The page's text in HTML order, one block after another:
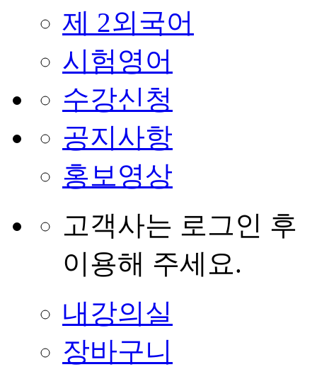
제 2외국어
시험영어
수강신청
공지사항
홍보영상
고객사는 로그인 후
이용해 주세요.
내강의실
장바구니